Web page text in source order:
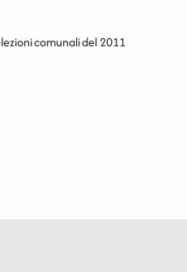
comunali del 2011